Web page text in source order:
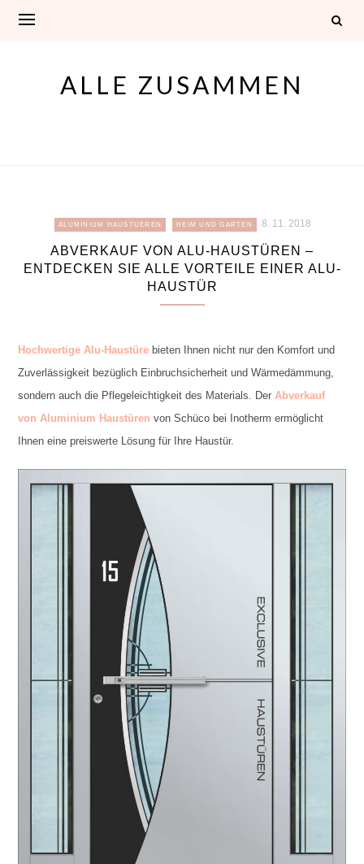
ALLE ZUSAMMEN
ALUMINIUM HAUSTUEREN HEIM UND GARTEN 8. 11. 2018
ABVERKAUF VON ALU-HAUSTÜREN –
ENTDECKEN SIE ALLE VORTEILE EINER ALU-
HAUSTÜR
Hochwertige Alu-Haustürebieten Ihnen nicht nur den Komfort und
Zuverlässigkeit bezüglich Einbruchsicherheit und Wärmedämmung,
sondern auch die Pflegeleichtigkeit des Materials. Der Abverkauf
von Aluminium Haustüren von Schüco bei Inotherm ermöglicht
Ihnen eine preiswerte Lösung für Ihre Haustür.